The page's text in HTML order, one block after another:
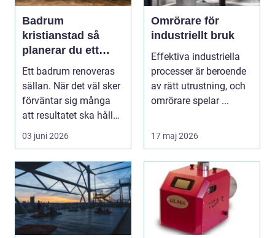
Badrum
kristianstad så
planerar du ett
tryggt och hållbart
badrumsprojekt
Ett badrum renoveras
sällan. När det väl sker
förväntar sig många
att resultatet ska hålla i
2030 år...
03 juni 2026
Omrörare för
industriellt bruk
Effektiva industriella
processer är beroende
av rätt utrustning, och
omrörare spelar ...
17 maj 2026